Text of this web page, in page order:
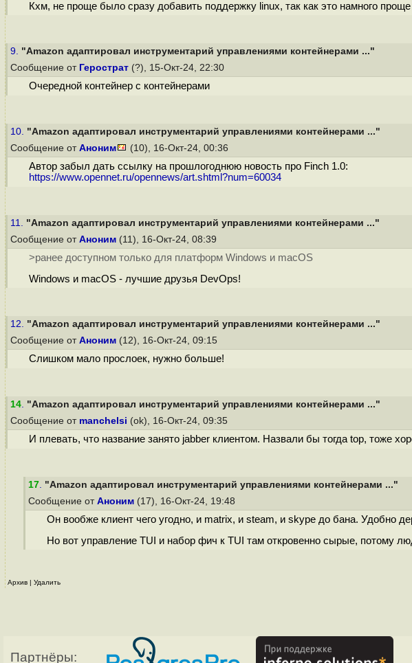
Кхм, не проще было сразу добавить поддержку linux, так как это намного
9. "Amazon адаптировал инструментарий управлениями контейнерами ..."
Сообщение от Герострат (?), 15-Окт-24, 22:30
Очередной контейнер с контейнерами
10. "Amazon адаптировал инструментарий управлениями контейнерами ..."
Сообщение от Аноним (10), 16-Окт-24, 00:36
Автор забыл дать ссылку на прошлогоднюю новость про Finch 1.0:
https://www.opennet.ru/opennews/art.shtml?num=60034
11. "Amazon адаптировал инструментарий управлениями контейнерами ..."
Сообщение от Аноним (11), 16-Окт-24, 08:39
>ранее доступном только для платформ Windows и macOS
Windows и macOS - лучшие друзья DevOps!
12. "Amazon адаптировал инструментарий управлениями контейнерами ..."
Сообщение от Аноним (12), 16-Окт-24, 09:15
Слишком мало прослоек, нужно больше!
14. "Amazon адаптировал инструментарий управлениями контейнерами ..."
Сообщение от manchelsi (ok), 16-Окт-24, 09:35
И плевать, что название занято jabber клиентом. Назвали бы тогда top, тоже
17. "Amazon адаптировал инструментарий управлениями контейнерами ..."
Сообщение от Аноним (17), 16-Окт-24, 19:48
Он вообже клиент чего угодно, и matrix, и steam, и skype до бана. Удобно
Но вот управление TUI и набор фич к TUI там откровенно сырые, потому
Архив | Удалить
Партнёры: